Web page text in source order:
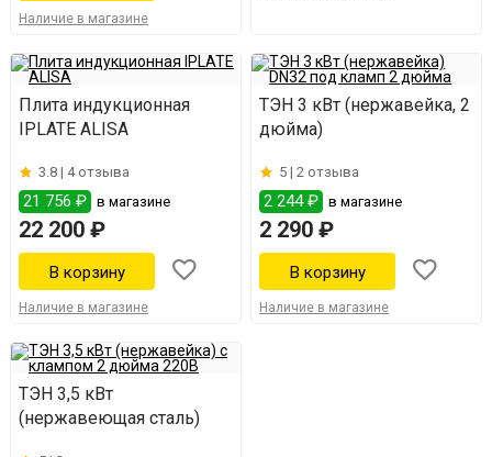
Наличие в магазине
Плита индукционная
IPLATE ALISA
3.8 | 4 отзыва
21 756 ₽ в магазине
22 200 ₽
Наличие в магазине
ТЭН 3 кВт (нержавейка, 2
дюйма)
5 |2 отзыва
2 244 ₽ в магазине
2 290 ₽
Наличие в магазине
ТЭН 3,5 кВт
(нержавеющая сталь)